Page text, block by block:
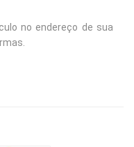
no endereço de sua